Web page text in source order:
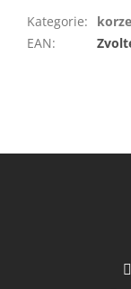
Kategorie:
EAN: